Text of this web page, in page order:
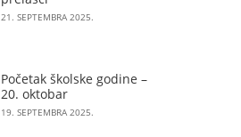
21. SEPTEMBRA 2025.
Početak školske godine –
20. oktobar
19. SEPTEMBRA 2025.